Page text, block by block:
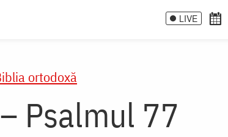
LIVE
ortodoxă
Psalmul 77